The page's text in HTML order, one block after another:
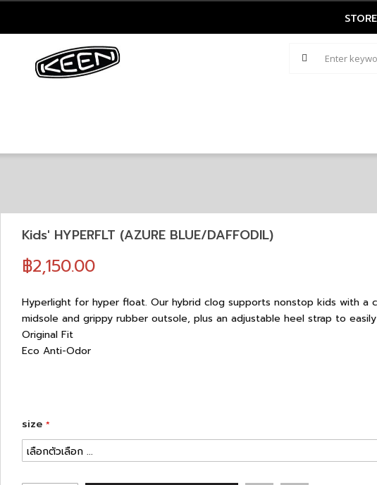
Kids' HYPERFLT (AZURE BLUE/DAFFODIL)
฿2,150.00
Hyperlight for hyper float. Our hybrid clog supports nonstop kids with a
midsole and grippy rubber outsole, plus an adjustable heel strap to
Original Fit
Eco Anti-Odor
size